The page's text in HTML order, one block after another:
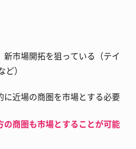
市場開拓を狙っている（テイ
）
に近場の商圏を市場とする必要
の商圏も市場とすることが可能